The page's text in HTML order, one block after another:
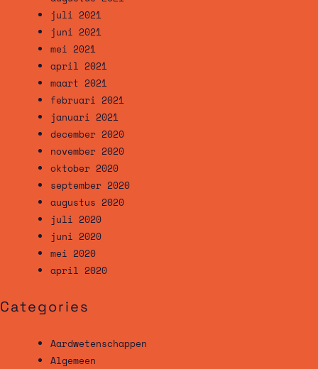
juli 2021
juni 2021
mei 2021
april 2021
maart 2021
februari 2021
januari 2021
december 2020
november 2020
oktober 2020
september 2020
augustus 2020
juli 2020
juni 2020
mei 2020
april 2020
Categories
Aardwetenschappen
Algemeen